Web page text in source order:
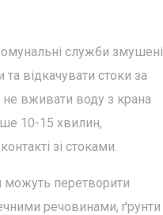
служби змушені
відкачувати стоки за
не вживати воду з крана
10-15 хвилин,
зі стоками.
можуть перетворити
речовинами, ґрунти